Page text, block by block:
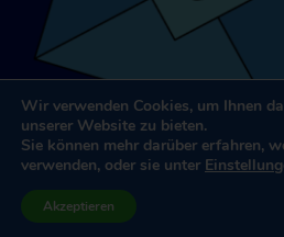
Website-Design und -
Wir verwenden Cookies, um Ihnen
unserer Website zu bieten.
Sie können mehr darüber erfahren,
verwenden, oder sie unter
Akzeptieren